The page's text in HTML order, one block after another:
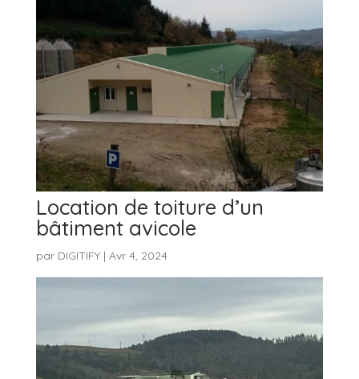
Location de toiture d’un
bâtiment avicole
par DIGITIFY| Avr 4, 2024